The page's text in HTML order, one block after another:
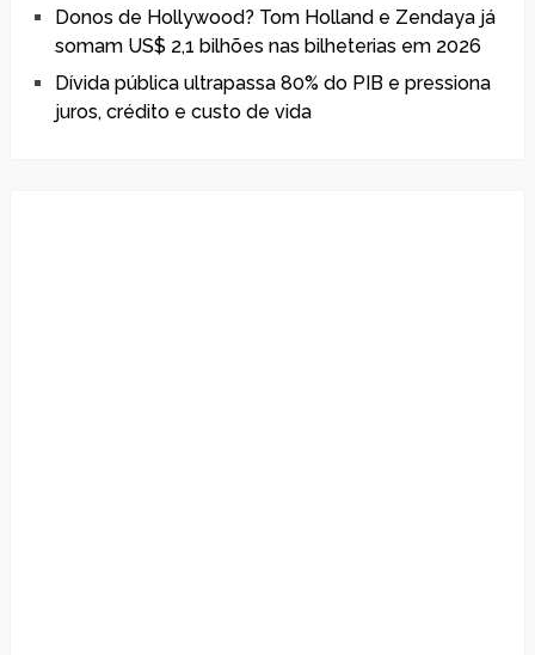
Donos de Hollywood? Tom Holland e Zendaya já
somam US$ 2,1 bilhões nas bilheterias em 2026
Dívida pública ultrapassa 80% do PIB e pressiona
juros, crédito e custo de vida